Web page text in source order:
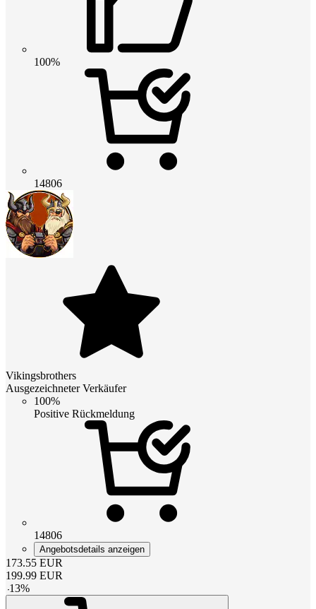
100%
14806
Vikingsbrothers
Ausgezeichneter Verkäufer
100%
Positive Rückmeldung
14806
Angebotsdetails anzeigen
173.55 EUR
199.99 EUR
-13%